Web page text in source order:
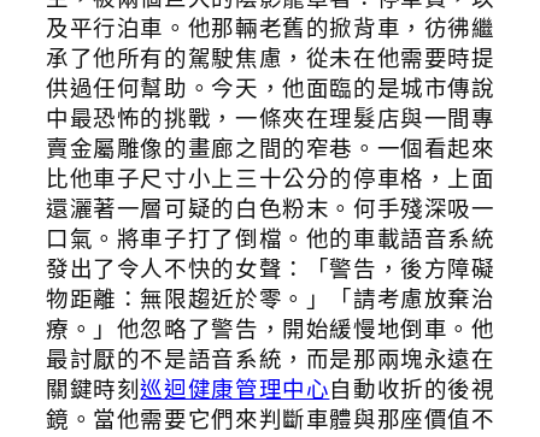
及平行泊車。他那輛老舊的掀背車，彷彿繼
承了他所有的駕駛焦慮，從未在他需要時提
供過任何幫助。今天，他面臨的是城市傳說
中最恐怖的挑戰，一條夾在理髮店與一間專
賣金屬雕像的畫廊之間的窄巷。一個看起來
比他車子尺寸小上三十公分的停車格，上面
還灑著一層可疑的白色粉末。何手殘深吸一
口氣。將車子打了倒檔。他的車載語音系統
發出了令人不快的女聲：「警告，後方障礙
物距離：無限趨近於零。」「請考慮放棄治
療。」他忽略了警告，開始緩慢地倒車。他
最討厭的不是語音系統，而是那兩塊永遠在
關鍵時刻巡迴健康管理中心自動收折的後視
鏡。當他需要它們來判斷車體與那座價值不